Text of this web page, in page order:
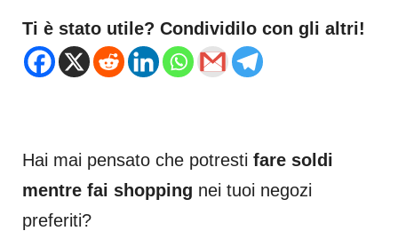
Ti è stato utile? Condividilo con gli altri!
Hai mai pensato che potresti fare soldi
mentre fai shopping nei tuoi negozi
preferiti?